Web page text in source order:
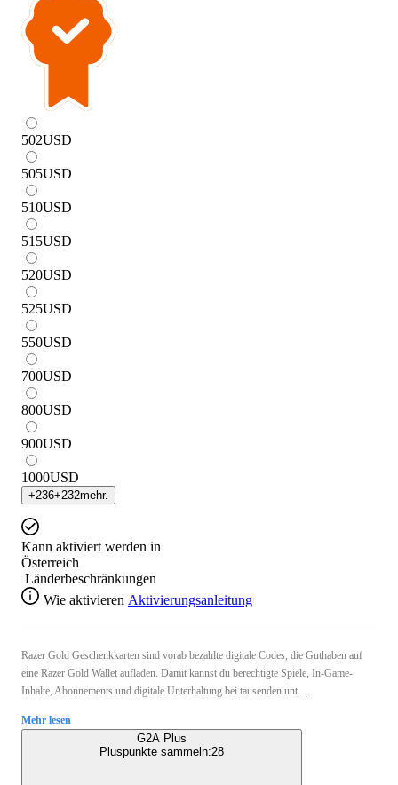
502USD
505USD
510USD
515USD
520USD
525USD
550USD
700USD
800USD
900USD
1000USD
+236+232mehr.
Kann aktiviert werden in
Österreich
Länderbeschränkungen
Wie aktivieren Aktivierungsanleitung
Razer Gold Geschenkkarten sind vorab bezahlte digitale Codes, die Guthaben auf
eine Razer Gold Wallet aufladen. Damit kannst du berechtigte Spiele, In-Game-
Inhalte, Abonnements und digitale Unterhaltung bei tausenden unt ...
Mehr lesen
G2A Plus
Pluspunkte sammeln:28